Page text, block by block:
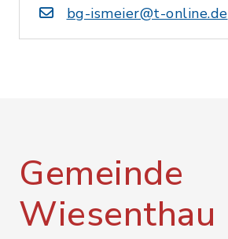
bg-ismeier@t-online.de
Gemeinde
Wiesenthau